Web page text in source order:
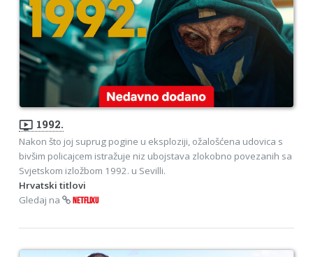
ondemand_video 1992.
Nakon što joj suprug pogine u eksploziji, ožalošćena udovica s
bivšim policajcem istražuje niz ubojstava zlokobno povezanih sa
Svjetskom izložbom 1992. u Sevilli.
Hrvatski titlovi
Gledaj na
NETFLIXU